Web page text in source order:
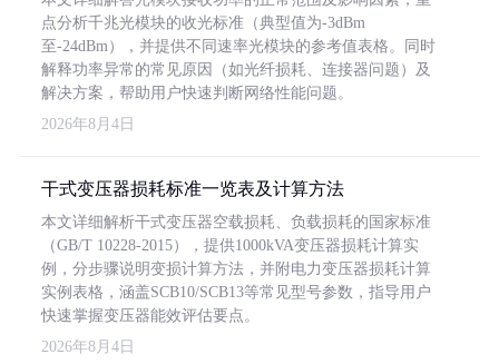
点分析千兆光模块的收光标准（典型值为-3dBm
至-24dBm），并提供不同速率光模块的参考值表格。同时
解释功率异常的常见原因（如光纤损耗、连接器问题）及
解决方案，帮助用户快速判断网络性能问题。
2026年8月4日
干式变压器损耗标准一览表及计算方法
本文详细解析干式变压器空载损耗、负载损耗的国家标准
（GB/T 10228-2015），提供1000kVA变压器损耗计算实
例，分步骤说明变损计算方法，并附电力变压器损耗计算
实例表格，涵盖SCB10/SCB13等常见型号参数，指导用户
快速掌握变压器能效评估要点。
2026年8月4日